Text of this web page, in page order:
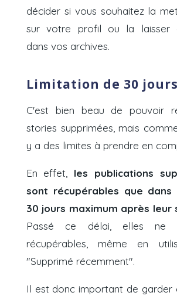
décider si vous souhaitez la
sur votre profil ou la laisser
dans vos archives.
Limitation de 30 jours
C'est bien beau de pouvoir
stories supprimées, mais
y a des limites à prendre en
En effet, les publications
sont récupérables que
30 jours maximum après leur
Passé ce délai, elles ne
récupérables, même en
"Supprimé récemment".
Il est donc important de garder